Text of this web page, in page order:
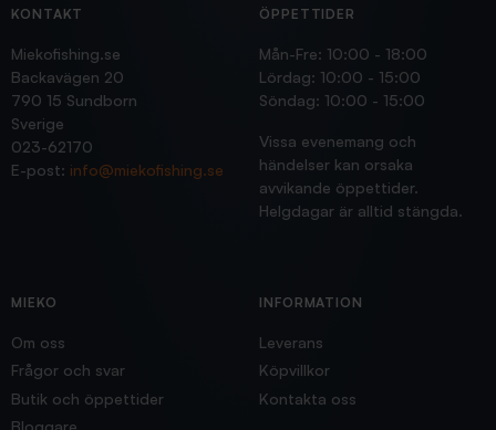
KONTAKT
Miekofishing.se
Backavägen 20
790 15 Sundborn
Sverige
023-62170
E-post: info@miekofishing.se
ÖPPETTIDER
Mån-Fre: 10:00 - 18:00
Lördag: 10:00 - 15:00
Söndag: 10:00 - 15:00
Vissa evenemang och
händelser kan orsaka
avvikande öppettider.
Helgdagar är alltid stängda.
MIEKO
Om oss
Frågor och svar
Butik och öppettider
INFORMATION
Leverans
Köpvillkor
Kontakta oss